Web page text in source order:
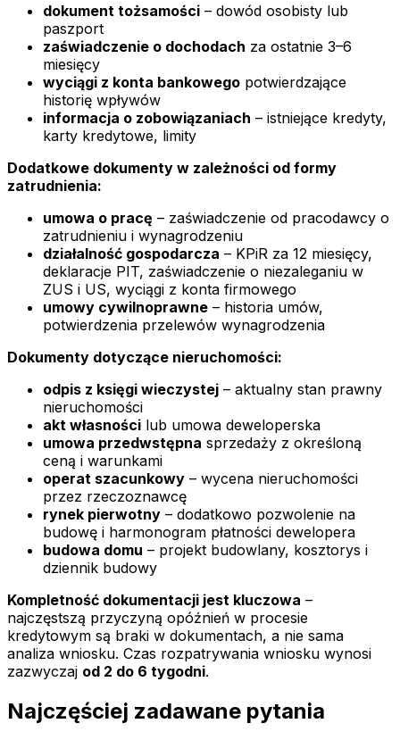
dokument tożsamości – dowód osobisty lub
paszport
zaświadczenie o dochodach za ostatnie 3–6
miesięcy
wyciągi z konta bankowego potwierdzające
historię wpływów
informacja o zobowiązaniach – istniejące kredyty,
karty kredytowe, limity
Dodatkowe dokumenty w zależności od formy
zatrudnienia:
umowa o pracę – zaświadczenie od pracodawcy o
zatrudnieniu i wynagrodzeniu
działalność gospodarcza – KPiR za 12 miesięcy,
deklaracje PIT, zaświadczenie o niezaleganiu w
ZUS i US, wyciągi z konta firmowego
umowy cywilnoprawne – historia umów,
potwierdzenia przelewów wynagrodzenia
Dokumenty dotyczące nieruchomości:
odpis z księgi wieczystej – aktualny stan prawny
nieruchomości
akt własności lub umowa deweloperska
umowa przedwstępna sprzedaży z określoną
ceną i warunkami
operat szacunkowy – wycena nieruchomości
przez rzeczoznawcę
rynek pierwotny – dodatkowo pozwolenie na
budowę i harmonogram płatności dewelopera
budowa domu – projekt budowlany, kosztorys i
dziennik budowy
Kompletność dokumentacji jest kluczowa –
najczęstszą przyczyną opóźnień w procesie
kredytowym są braki w dokumentach, a nie sama
analiza wniosku. Czas rozpatrywania wniosku wynosi
zazwyczaj od 2 do 6 tygodni.
Najczęściej zadawane pytania